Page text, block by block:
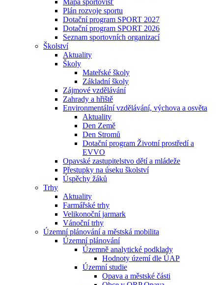
Mapa sportovišť
Plán rozvoje sportu
Dotační program SPORT 2027
Dotační program SPORT 2026
Seznam sportovních organizací
Školství
Aktuality
Školy
Mateřské školy
Základní školy
Zájmové vzdělávání
Zahrady a hřiště
Environmentální vzdělávání, výchova a osvěta
Aktuality
Den Země
Den Stromů
Dotační program Životní prostředí a
EVVO
Opavské zastupitelstvo dětí a mládeže
Přestupky na úseku školství
Úspěchy žáků
Trhy
Aktuality
Farmářské trhy
Velikonoční jarmark
Vánoční trhy
Územní plánování a městská mobilita
Územní plánování
Územně analytické podklady
Hodnoty území dle ÚAP
Územní studie
Opava a městské části